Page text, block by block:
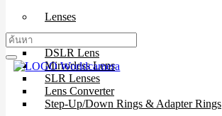
Lenses
DSLR Lens
Mirrorless Lens
SLR Lenses
Lens Converter
Step-Up/Down Rings & Adapter Rings